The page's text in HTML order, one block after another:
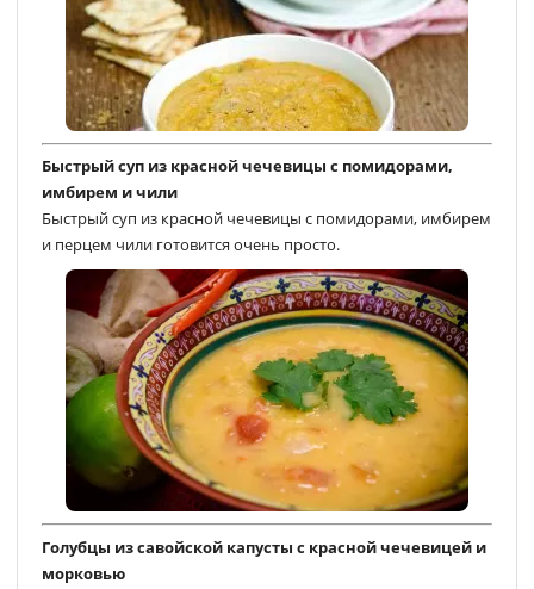
Быстрый суп из красной чечевицы с помидорами,
имбирем и чили
Быстрый суп из красной чечевицы с помидорами, имбирем
и перцем чили готовится очень просто.
Голубцы из савойской капусты с красной чечевицей и
морковью